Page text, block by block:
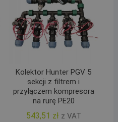
Kolektor Hunter PGV 5
sekcji z filtrem i
przyłączem kompresora
na rurę PE20
543,51 zł z VAT